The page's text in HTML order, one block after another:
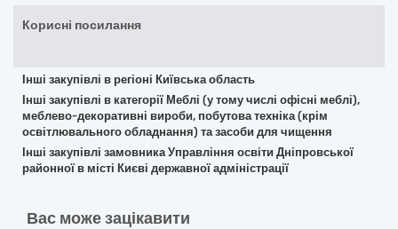
Корисні посилання
Інші закупівлі в регіоні Київська область
Інші закупівлі в категорії Меблі (у тому числі офісні меблі),
меблево-декоративні вироби, побутова техніка (крім
освітлювального обладнання) та засоби для чищення
Інші закупівлі замовника Управління освіти Дніпровської
районної в місті Києві державної адміністрації
Вас може зацікавити